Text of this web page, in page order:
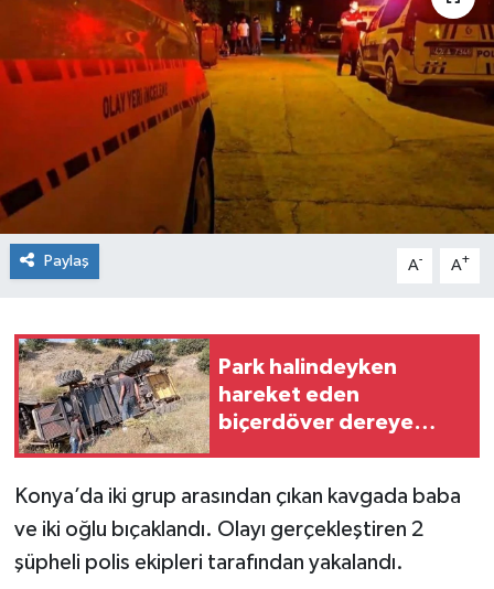
Paylaş A- A+
Park halindeyken
hareket eden
biçerdöver dereye
Konya’da iki grup arasından çıkan kavgada baba
ve iki oğlu bıçaklandı. Olayı gerçekleştiren 2
şüpheli polis ekipleri tarafından yakalandı.
Politika
Sağlık
Spor
Tokat Haberleri
Yaşam
Son Dakika Haberleri
Haber Arşivi